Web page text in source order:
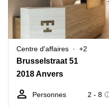
Salles
de
Bureau
virtuel
Bruxelles
Bruxelles
Aeroport
Gand
Hasselt
la
Neuve
Bureau
a louer
Gand
Bureau
à louer
Liège
Centre
Anvers
Connexion
Choisissez une langue
flamand
Centre d'affaires +2
Brusselstraat 51
2018 Anvers
Personnes
2 - 8